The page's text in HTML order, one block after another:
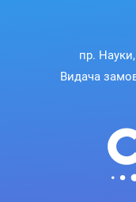
пр.
Видача